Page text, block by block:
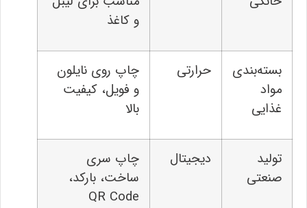
و کاغذ
بسته‌بندی
مواد
غذایی
حرارتی
چاپ روی نایلون
و فویل، کیفیت
بالا
تولید
صنعتی
دیجیتال
چاپ سری
ساخت، بارکد،
QR Code